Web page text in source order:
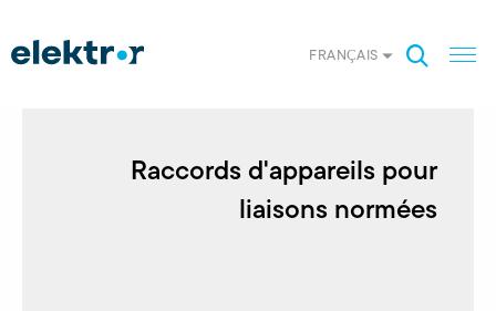
FRANÇAIS
Raccords d'appareils pour
liaisons normées